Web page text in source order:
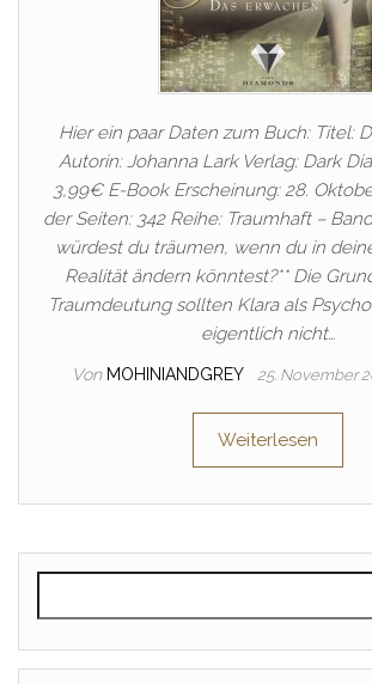
Hier ein paar Daten zum Buch: Titel:
Autorin: Johanna Lark Verlag: Dark
3,99€ E-Book Erscheinung: 28.
der Seiten: 342 Reihe: Traumhaft –
würdest du träumen, wenn du in
Realität ändern könntest?** Die
Traumdeutung sollten Klara als
eigentlich nicht…
Von MOHINIANDGREY 25. November
Weiterlesen